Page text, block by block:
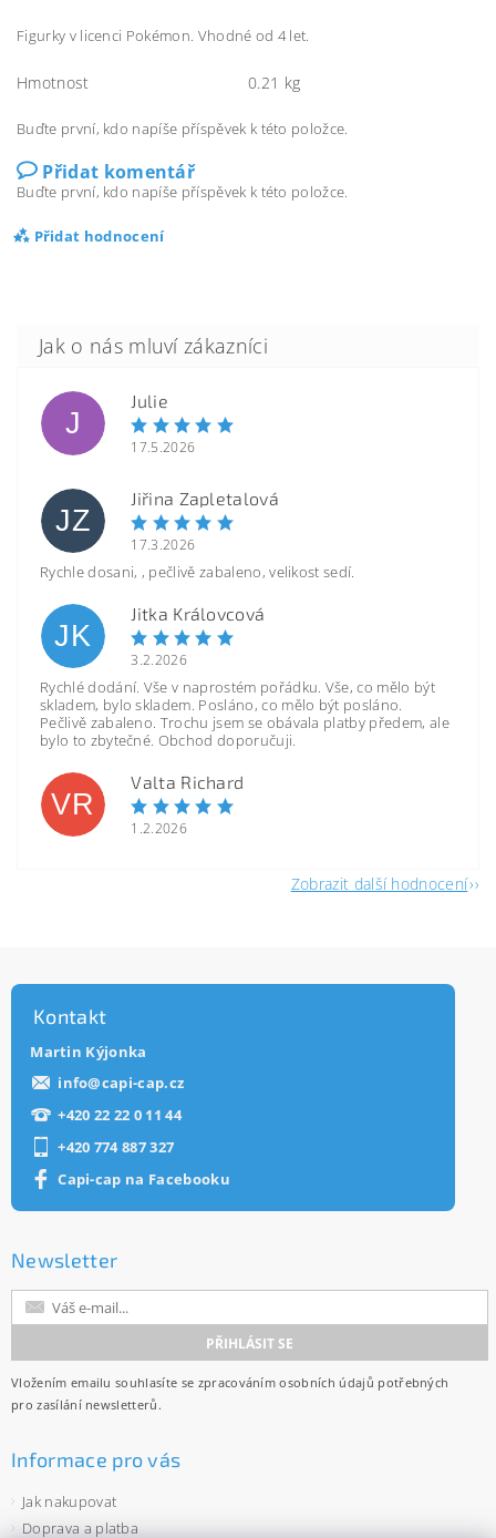
Figurky v licenci Pokémon. Vhodné od 4 let.
Hmotnost 0.21 kg
Buďte první, kdo napíše příspěvek k této položce.
Přidat komentář
Buďte první, kdo napíše příspěvek k této položce.
Přidat hodnocení
J
Julie
17.5.2026
JZ
Jiřina Zapletalová
17.3.2026
Rychle dosani, , pečlivě zabaleno, velikost sedí.
JK
Jitka Královcová
3.2.2026
Rychlé dodání. Vše v naprostém pořádku. Vše, co mělo být
skladem, bylo skladem. Posláno, co mělo být posláno.
Pečlivě zabaleno. Trochu jsem se obávala platby předem, ale
bylo to zbytečné. Obchod doporučuji.
VR
Valta Richard
1.2.2026
Zobrazit další hodnocení
Kontakt
Martin Kýjonka
info@capi-cap.cz
+420 22 22 0 11 44
+420 774 887 327
Capi-cap na Facebooku
Newsletter
Vložením emailu souhlasíte se zpracováním osobních údajů potřebných
pro zasílání newsletterů.
Informace pro vás
Jak nakupovat
Doprava a platba